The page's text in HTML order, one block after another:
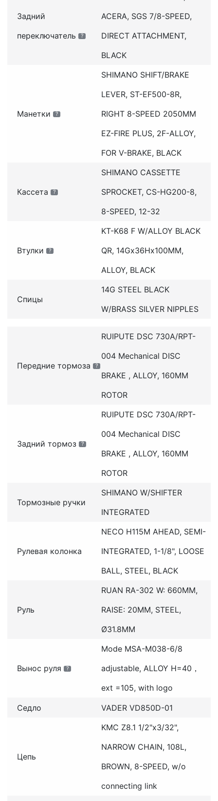
Задний
переключатель
?
ACERA, SGS 7/8-SPEED,
DIRECT ATTACHMENT,
BLACK
Манетки ?
SHIMANO SHIFT/BRAKE
LEVER, ST-EF500-8R,
RIGHT 8-SPEED 2050MM
EZ-FIRE PLUS, 2F-ALLOY,
FOR V-BRAKE, BLACK
Кассета ?
SHIMANO CASSETTE
SPROCKET, CS-HG200-8,
8-SPEED, 12-32
Втулки ?
KT-K68 F W/ALLOY BLACK
QR, 14Gx36Hx100MM,
ALLOY, BLACK
Спицы
14G STEEL BLACK
W/BRASS SILVER NIPPLES
Передние тормоза ?
RUIPUTE DSC 730A/RPT-
004 Mechanical DISC
BRAKE , ALLOY, 160MM
ROTOR
Задний тормоз ?
RUIPUTE DSC 730A/RPT-
004 Mechanical DISC
BRAKE , ALLOY, 160MM
ROTOR
Тормозные ручки
SHIMANO W/SHIFTER
INTEGRATED
Рулевая колонка
NECO H115M AHEAD, SEMI-
INTEGRATED, 1-1/8", LOOSE
BALL, STEEL, BLACK
Руль
RUAN RA-302 W: 660MM,
RAISE: 20MM, STEEL,
Ø31.8MM
Вынос руля ?
Mode MSA-M038-6/8
adjustable, ALLOY H=40，
ext =105, with logo
Седло VADER VD850D-01
Цепь
KMC Z8.1 1/2"x3/32",
NARROW CHAIN, 108L,
BROWN, 8-SPEED, w/o
connecting link